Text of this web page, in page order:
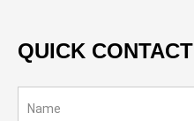
QUICK CONTACT